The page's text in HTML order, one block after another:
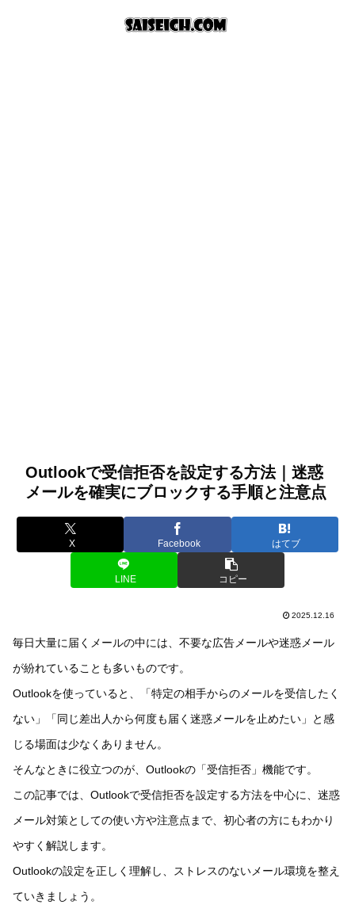
Outlookで受信拒否を設定する方法｜迷惑
メールを確実にブロックする手順と注意点
X Facebook はてブ
LINE コピー
2025.12.16
毎日大量に届くメールの中には、不要な広告メールや迷惑メール
が紛れていることも多いものです。
Outlookを使っていると、「特定の相手からのメールを受信したく
ない」「同じ差出人から何度も届く迷惑メールを止めたい」と感
じる場面は少なくありません。
そんなときに役立つのが、Outlookの「受信拒否」機能です。
この記事では、Outlookで受信拒否を設定する方法を中心に、迷惑
メール対策としての使い方や注意点まで、初心者の方にもわかり
やすく解説します。
Outlookの設定を正しく理解し、ストレスのないメール環境を整え
ていきましょう。